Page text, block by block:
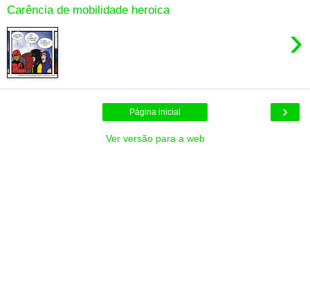
Carência de mobilidade heroica
›
›
Página inicial
Ver versão para a web